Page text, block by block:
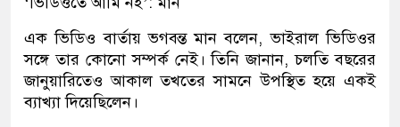
এক ভিডিও বার্তায় ভগবন্ত মান বলেন, ভাইরাল ভিডিওর
সঙ্গে তার কোনো সম্পর্ক নেই। তিনি জানান, চলতি বছরের
জানুয়ারিতেও আকাল তখতের সামনে উপস্থিত হয়ে একই
ব্যাখ্যা দিয়েছিলেন।